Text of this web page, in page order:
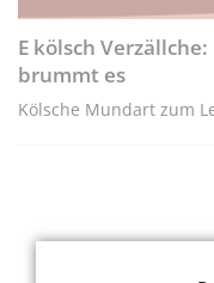
E kölsch
brummt es
Kölsche Mundart zum